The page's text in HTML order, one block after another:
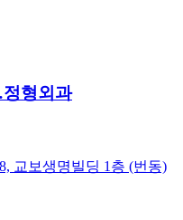
정형외과
교보생명빌딩 1층 (번동)